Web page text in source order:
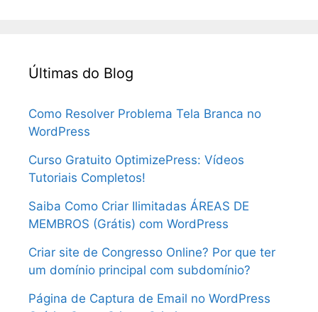
Últimas do Blog
Como Resolver Problema Tela Branca no
WordPress
Curso Gratuito OptimizePress: Vídeos
Tutoriais Completos!
Saiba Como Criar Ilimitadas ÁREAS DE
MEMBROS (Grátis) com WordPress
Criar site de Congresso Online? Por que ter
um domínio principal com subdomínio?
Página de Captura de Email no WordPress